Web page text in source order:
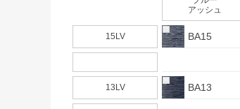
アッシュ
15LV BA15
13LV BA13